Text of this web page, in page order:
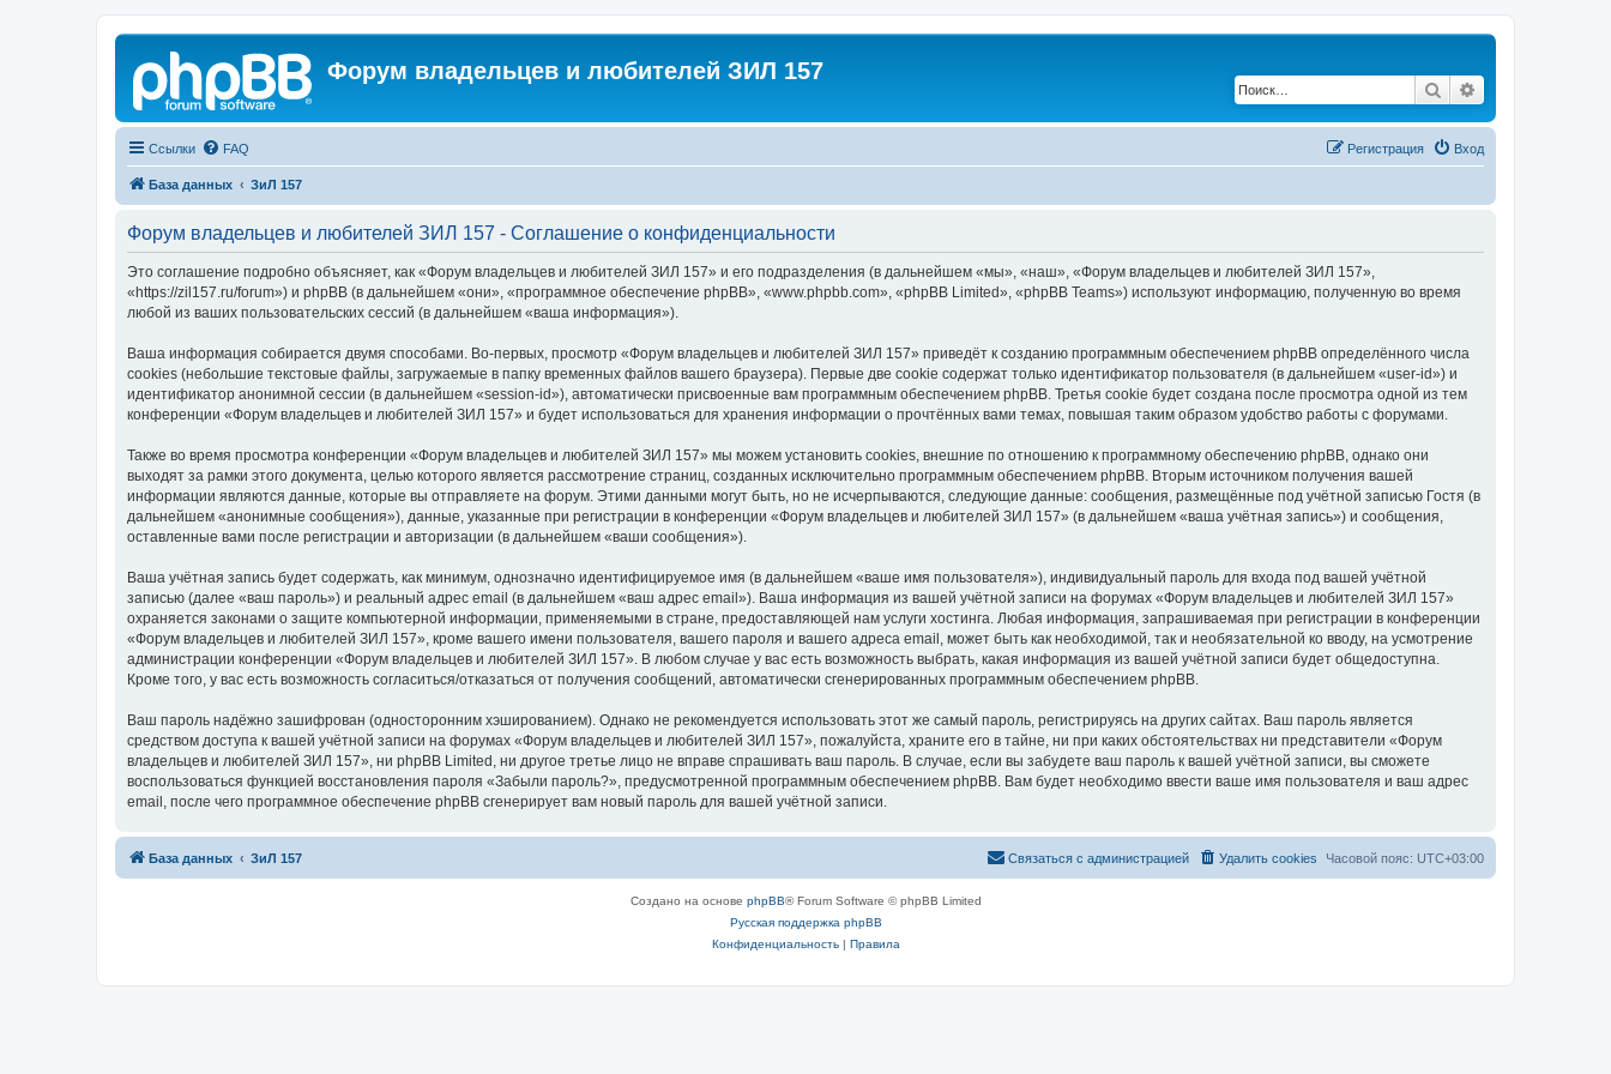
Форум владельцев и любителей ЗИЛ 157
Поиск
Ссылки FAQ Вход
Регистрация
База данных ЗиЛ 157
Форум владельцев и любителей ЗИЛ 157 - Соглашение о конфиденциальности
Это соглашение подробно объясняет, как «Форум владельцев и любителей ЗИЛ 157» и его подразделения (в дальнейшем «мы», «наш», «Форум владельцев и любителей ЗИЛ 157»,
«https://zil157.ru/forum») и phpBB (в дальнейшем «они», «программное обеспечение phpBB», «www.phpbb.com», «phpBB Limited», «phpBB Teams») используют информацию, полученную во время
любой из ваших пользовательских сессий (в дальнейшем «ваша информация»).
Ваша информация собирается двумя способами. Во-первых, просмотр «Форум владельцев и любителей ЗИЛ 157» приведёт к созданию программным обеспечением phpBB определённого числа
cookies (небольшие текстовые файлы, загружаемые в папку временных файлов вашего браузера). Первые две cookie содержат только идентификатор пользователя (в дальнейшем «user-id») и
идентификатор анонимной сессии (в дальнейшем «session-id»), автоматически присвоенные вам программным обеспечением phpBB. Третья cookie будет создана после просмотра одной из тем
конференции «Форум владельцев и любителей ЗИЛ 157» и будет использоваться для хранения информации о прочтённых вами темах, повышая таким образом удобство работы с форумами.
Также во время просмотра конференции «Форум владельцев и любителей ЗИЛ 157» мы можем установить cookies, внешние по отношению к программному обеспечению phpBB, однако они
выходят за рамки этого документа, целью которого является рассмотрение страниц, созданных исключительно программным обеспечением phpBB. Вторым источником получения вашей
информации являются данные, которые вы отправляете на форум. Этими данными могут быть, но не исчерпываются, следующие данные: сообщения, размещённые под учётной записью Гостя (в
дальнейшем «анонимные сообщения»), данные, указанные при регистрации в конференции «Форум владельцев и любителей ЗИЛ 157» (в дальнейшем «ваша учётная запись») и сообщения,
оставленные вами после регистрации и авторизации (в дальнейшем «ваши сообщения»).
Ваша учётная запись будет содержать, как минимум, однозначно идентифицируемое имя (в дальнейшем «ваше имя пользователя»), индивидуальный пароль для входа под вашей учётной
записью (далее «ваш пароль») и реальный адрес email (в дальнейшем «ваш адрес email»). Ваша информация из вашей учётной записи на форумах «Форум владельцев и любителей ЗИЛ 157»
охраняется законами о защите компьютерной информации, применяемыми в стране, предоставляющей нам услуги хостинга. Любая информация, запрашиваемая при регистрации в конференции
«Форум владельцев и любителей ЗИЛ 157», кроме вашего имени пользователя, вашего пароля и вашего адреса email, может быть как необходимой, так и необязательной ко вводу, на усмотрение
администрации конференции «Форум владельцев и любителей ЗИЛ 157». В любом случае у вас есть возможность выбрать, какая информация из вашей учётной записи будет общедоступна.
Кроме того, у вас есть возможность согласиться/отказаться от получения сообщений, автоматически сгенерированных программным обеспечением phpBB.
Ваш пароль надёжно зашифрован (односторонним хэшированием). Однако не рекомендуется использовать этот же самый пароль, регистрируясь на других сайтах. Ваш пароль является
средством доступа к вашей учётной записи на форумах «Форум владельцев и любителей ЗИЛ 157», пожалуйста, храните его в тайне, ни при каких обстоятельствах ни представители «Форум
владельцев и любителей ЗИЛ 157», ни phpBB Limited, ни другое третье лицо не вправе спрашивать ваш пароль. В случае, если вы забудете ваш пароль к вашей учётной записи, вы сможете
воспользоваться функцией восстановления пароля «Забыли пароль?», предусмотренной программным обеспечением phpBB. Вам будет необходимо ввести ваше имя пользователя и ваш адрес
email, после чего программное обеспечение phpBB сгенерирует вам новый пароль для вашей учётной записи.
База данных ЗиЛ 157 Часовой пояс: UTC+03:00
Удалить cookies
Связаться с администрацией
Создано на основе phpBB® Forum Software © phpBB Limited
Русская поддержка phpBB
Конфиденциальность| Правила